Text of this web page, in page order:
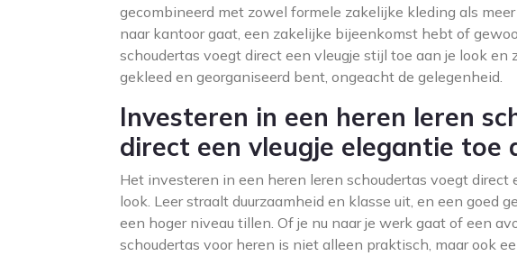
gecombineerd met zowel formele zakelijke kleding als
naar kantoor gaat, een zakelijke bijeenkomst hebt of
schoudertas voegt direct een vleugje stijl toe aan je look en
gekleed en georganiseerd bent, ongeacht de gelegenheid.
Investeren in een heren leren
direct een vleugje elegantie toe
Het investeren in een heren leren schoudertas voegt direct
look. Leer straalt duurzaamheid en klasse uit, en een goed
een hoger niveau tillen. Of je nu naar je werk gaat of een
schoudertas voor heren is niet alleen praktisch, maar ook